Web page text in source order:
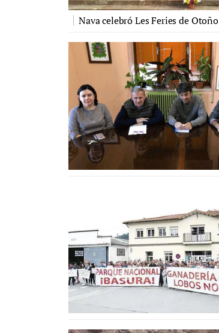
Nava celebró Les Feries de Otoño